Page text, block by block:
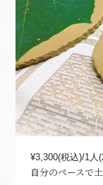
¥3,300(税込)/1人
自分のペースで